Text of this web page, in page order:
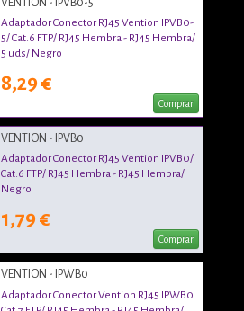
VENTION - IPVB0-5
Adaptador Conector RJ45 Vention IPVB0-
5/ Cat.6 FTP/ RJ45 Hembra - RJ45 Hembra/
5 uds/ Negro
8,29 €
Comprar
VENTION - IPVB0
Adaptador Conector RJ45 Vention IPVB0/
Cat.6 FTP/ RJ45 Hembra - RJ45 Hembra/
Negro
1,79 €
Comprar
VENTION - IPWB0
Adaptador Conector Vention RJ45 IPWB0